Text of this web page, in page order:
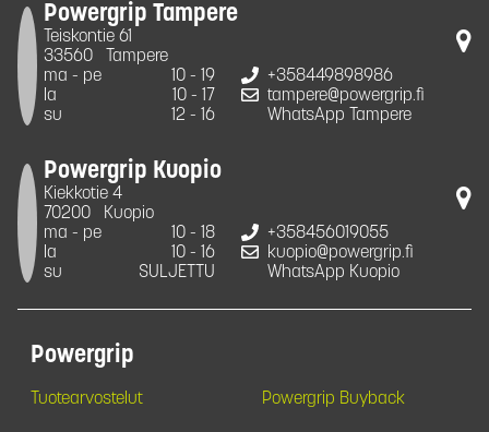
Powergrip Tampere
Teiskontie 61
33560
Tampere
ma - pe
10 - 19
la
10 - 17
su
12 - 16
+358449898986
tampere@powergrip.fi
WhatsApp Tampere
Powergrip Kuopio
Kiekkotie 4
70200
Kuopio
ma - pe
10 - 18
la
10 - 16
su
SULJETTU
+358456019055
kuopio@powergrip.fi
WhatsApp Kuopio
Powergrip
Tuotearvostelut Powergrip Buyback